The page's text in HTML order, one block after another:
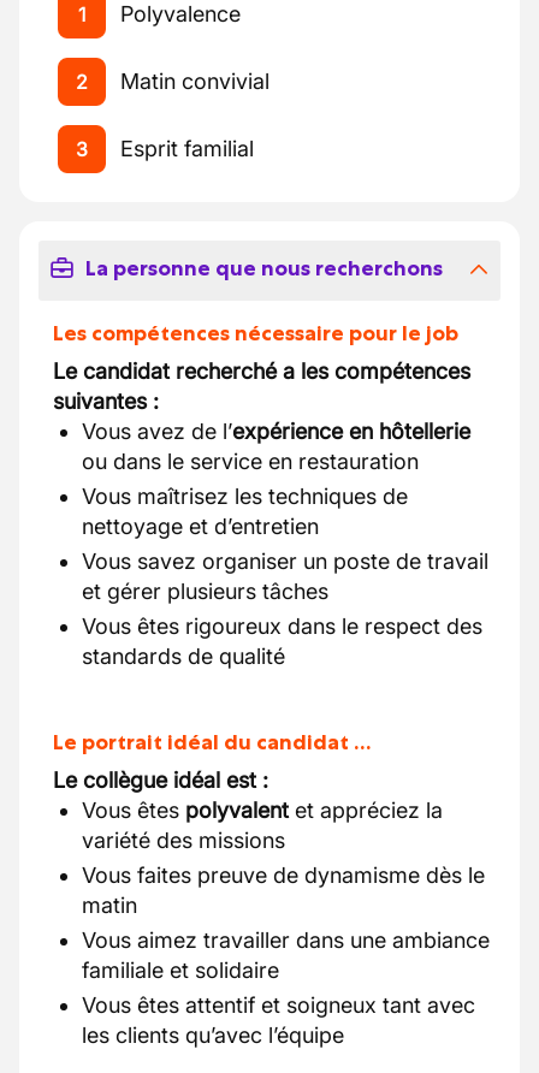
1 Polyvalence
2 Matin convivial
3 Esprit familial
La personne que nous recherchons
Les compétences nécessaire pour le job
Le candidat recherché a les compétences
suivantes :
Vous avez de l’expérience en hôtellerie
ou dans le service en restauration
Vous maîtrisez les techniques de
nettoyage et d’entretien
Vous savez organiser un poste de travail
et gérer plusieurs tâches
Vous êtes rigoureux dans le respect des
standards de qualité
Le portrait idéal du candidat …
Le collègue idéal est :
Vous êtes polyvalent et appréciez la
variété des missions
Vous faites preuve de dynamisme dès le
matin
Vous aimez travailler dans une ambiance
familiale et solidaire
Vous êtes attentif et soigneux tant avec
les clients qu’avec l’équipe